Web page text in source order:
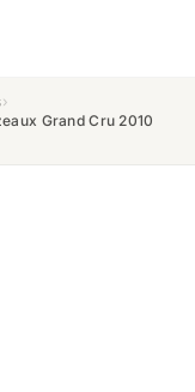
›
Grand Cru 2010